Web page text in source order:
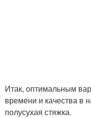
Итак, оптимальным
времени и качества в
полусухая стяжка.